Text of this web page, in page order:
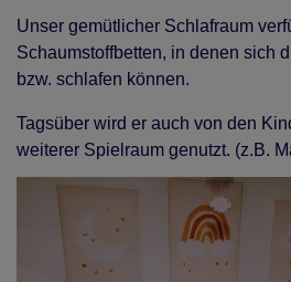
Unser gemütlicher Schlafraum
Schaumstoffbetten, in denen sich
bzw. schlafen können.
Tagsüber wird er auch von den
weiterer Spielraum genutzt. (z.B.